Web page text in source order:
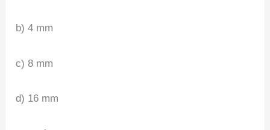
b) 4 mm
c) 8 mm
d) 16 mm